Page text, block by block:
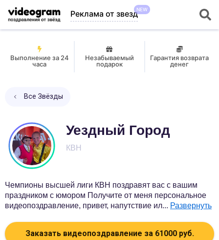
Реклама от звездNEW
Выполнение за 24
часа
Незабываемый
подарок
Гарантия возврата
денег
Все Звёзды
Уездный Город
КВН
Чемпионы высшей лиги КВН поздравят вас с вашим
праздником с юмором Получите от меня персональное
видеопоздравление, привет, напутствие ил... Развернуть
Заказать видеопоздравление за 61000руб.